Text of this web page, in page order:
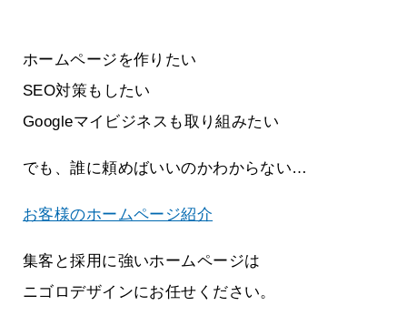
ホームページを作りたい
SEO対策もしたい
Googleマイビジネスも取り組みたい
でも、誰に頼めばいいのかわからない…
お客様のホームページ紹介
集客と採用に強いホームページは
ニゴロデザインにお任せください。